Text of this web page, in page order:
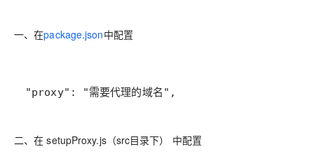
一、在package.json中配置
"proxy": "需要代理的域名",
二、在 setupProxy.js（src目录下） 中配置